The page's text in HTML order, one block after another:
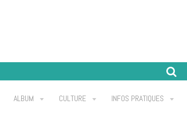
ALBUM CULTURE INFOS PRATIQUES